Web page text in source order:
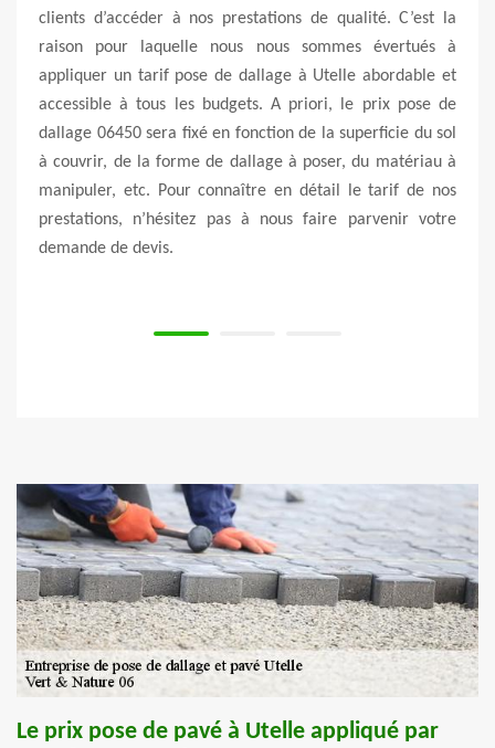
C’est la
évertués à
abordable et
prix pose de
du sol
du matériau à
le tarif de nos
parvenir votre
Quand vous voulez d’un service de pose de
pavé à Utelle 06450 et ses régions avoisinantes,
appel à un professionnel comme Vert & Nature 06.
entreprise peut réaliser vos travaux de pose de
tout genre. Pour cela, il est conseillé de passer
service offert par des expertes. Elle peut
réalisation de tous vos travaux suivant les
vigueur. Alors, fiez-vous à cette entreprise si vous
des résultats parfaits. En faisant appel à cette
Le prix pose de pavé à Utelle appliqué par